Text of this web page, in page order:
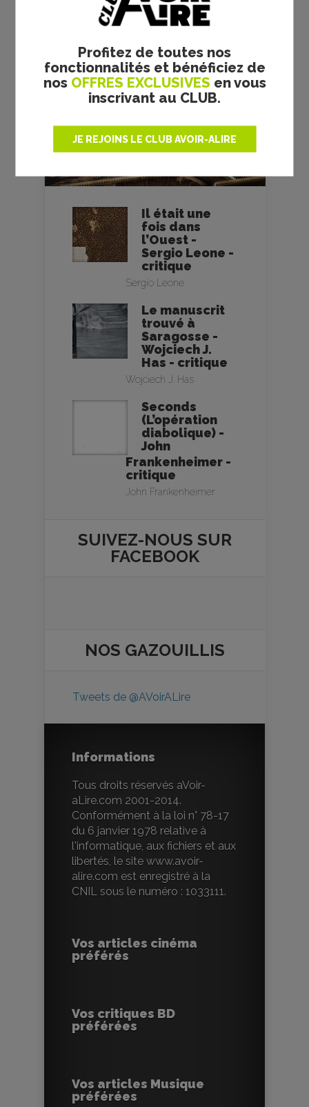
Profitez de toutes nos
fonctionnalités et bénéficiez de
nos OFFRES EXCLUSIVES en vous
inscrivant au CLUB.
JE REJOINS LE CLUB AVOIR-ALIRE
CRITIQUE
Réalisateur :S. S. Rajamouli
Il était une
fois dans
l’Ouest -
Sergio Leone -
critique
Sergio Leone
Le manuscrit
trouvé à
Saragosse -
Wojciech J.
Has - critique
Wojciech J. Has
Seconds
(L’opération
diabolique) -
John
Frankenheimer -
critique
John Frankenheimer
SUIVEZ-NOUS SUR
FACEBOOK
NOS GAZOUILLIS
Tweets de @AVoirALire
Informations
Tous droits réservés aVoir-
aLire.com 2001-2014.
Conformément à la loi n° 78-17
du 6 janvier 1978 relative à
l'informatique, aux fichiers et aux
libertés, le site www.avoir-
alire.com est enregistré à la
CNIL sous le numéro : 1033111.
Vos articles cinéma
préférés
Vos critiques BD
préférées
Vos articles Musique
préférées